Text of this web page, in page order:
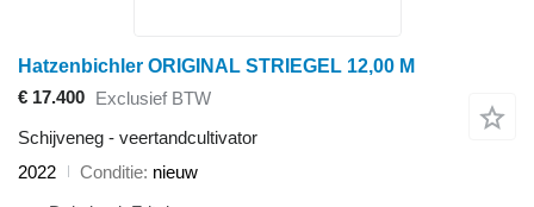
Hatzenbichler ORIGINAL STRIEGEL 12,00 M
€ 17.400 Exclusief BTW
Schijveneg - veertandcultivator
2022
Conditie nieuw